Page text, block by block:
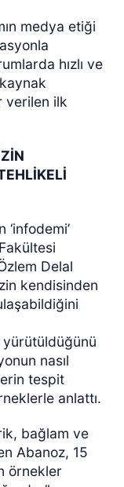
medya etiği
hızlı ve
verilen ilk
Delal
kendisinden
nasıl
tespit
anlattı.
bağlam ve
Abanoz, 15
örnekler